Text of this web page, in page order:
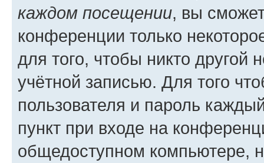
каждом посещении, вы
конференции только
для того, чтобы никто другой
учётной записью. Для того
пользователя и пароль
пункт при входе на
общедоступном компьютере,